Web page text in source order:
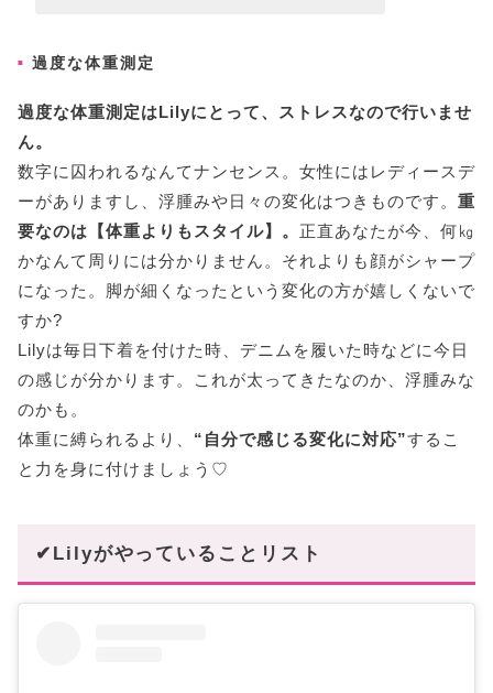
過度な体重測定
過度な体重測定はLilyにとって、ストレスなので行いませ
ん。
数字に囚われるなんてナンセンス。女性にはレディースデ
ーがありますし、浮腫みや日々の変化はつきものです。 重
要なのは【体重よりもスタイル】。 正直あなたが今、何㎏
かなんて周りには分かりません。それよりも顔がシャープ
になった。脚が細くなったという変化の方が嬉しくないで
すか?
Lilyは毎日下着を付けた時、デニムを履いた時などに今日
の感じが分かります。これが太ってきたなのか、浮腫みな
のかも。
体重に縛られるより、 “自分で感じる変化に対応”するこ
と力を身に付けましょう♡
✔Lilyがやっていることリスト